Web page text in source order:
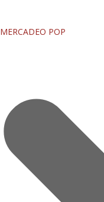
MERCADEO POP